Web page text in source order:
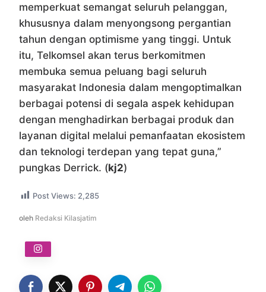
memperkuat semangat seluruh pelanggan,
khususnya dalam menyongsong pergantian
tahun dengan optimisme yang tinggi. Untuk
itu, Telkomsel akan terus berkomitmen
membuka semua peluang bagi seluruh
masyarakat Indonesia dalam mengoptimalkan
berbagai potensi di segala aspek kehidupan
dengan menghadirkan berbagai produk dan
layanan digital melalui pemanfaatan ekosistem
dan teknologi terdepan yang tepat guna,”
pungkas Derrick. (kj2)
Post Views: 2,285
oleh Redaksi Kilasjatim